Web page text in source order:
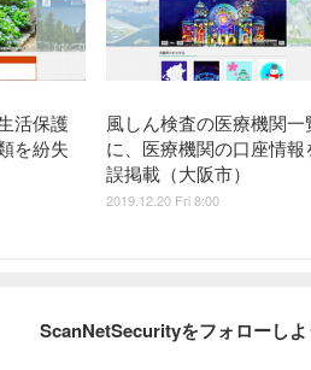
活保護
を紛失
風しん検査の医療機関一
に、医療機関の口座情報
誤掲載（大阪市）
2019.12.20 Fri 8:00
ScanNetSecurityをフォローしよ